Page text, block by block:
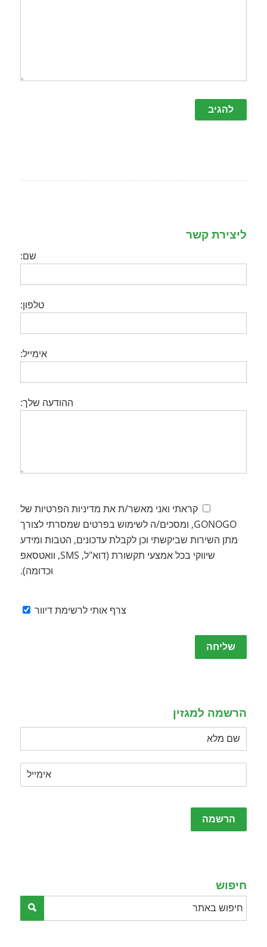
ליצירת קשר
שם:
טלפון:
אימייל:
ההודעה שלך:
קראתי ואני מאשר/ת את מדיניות הפרטיות של
GONOGO, ומסכים/ה לשימוש בפרטים שמסרתי לצורך
מתן השירות שביקשתי וכן לקבלת עדכונים, הטבות ומידע
שיווקי בכל אמצעי תקשורת (דוא"ל, SMS, וואטסאפ
וכדומה).
צרף אותי לרשימת דיוור
Please
leave
הרשמה למגזין
Please
leave
חיפוש